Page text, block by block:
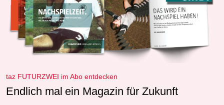
taz FUTURZWEI im Abo entdecken
Endlich mal ein Magazin für Zukunft